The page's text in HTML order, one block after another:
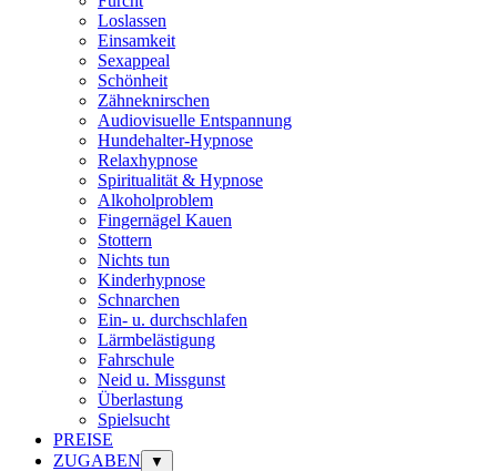
Loslassen
Einsamkeit
Sexappeal
Schönheit
Zähneknirschen
Audiovisuelle Entspannung
Hundehalter-Hypnose
Relaxhypnose
Spiritualität & Hypnose
Alkoholproblem
Fingernägel Kauen
Stottern
Nichts tun
Kinderhypnose
Schnarchen
Ein- u. durchschlafen
Lärmbelästigung
Fahrschule
Neid u. Missgunst
Überlastung
Spielsucht
PREISE
ZUGABEN
▼